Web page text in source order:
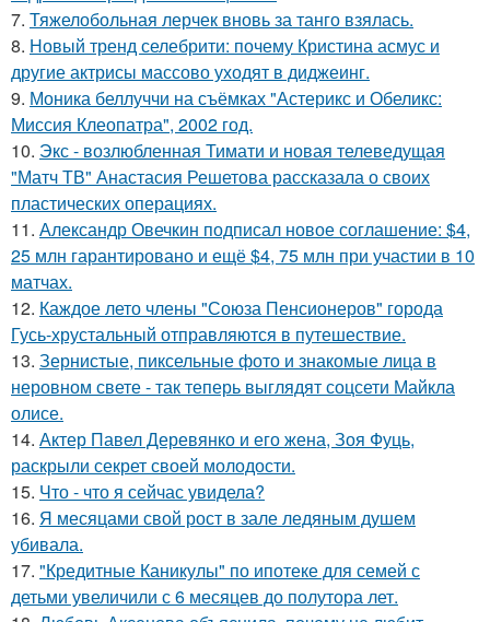
7. Тяжелобольная лерчек вновь за танго взялась.
8. Новый тренд селебрити: почему Кристина асмус и
другие актрисы массово уходят в диджеинг.
9. Моника беллуччи на съёмках "Астерикс и Обеликс:
Миссия Клеопатра", 2002 год.
10. Экс - возлюбленная Тимати и новая телеведущая
"Матч ТВ" Анастасия Решетова рассказала о своих
пластических операциях.
11. Александр Овечкин подписал новое соглашение: $4,
25 млн гарантировано и ещё $4, 75 млн при участии в 10
матчах.
12. Каждое лето члены "Союза Пенсионеров" города
Гусь-хрустальный отправляются в путешествие.
13. Зернистые, пиксельные фото и знакомые лица в
неровном свете - так теперь выглядят соцсети Майкла
олисе.
14. Актер Павел Деревянко и его жена, Зоя Фуць,
раскрыли секрет своей молодости.
15. Что - что я сейчас увидела?
16. Я месяцами свой рост в зале ледяным душем
убивала.
17. "Кредитные Каникулы" по ипотеке для семей с
детьми увеличили с 6 месяцев до полутора лет.